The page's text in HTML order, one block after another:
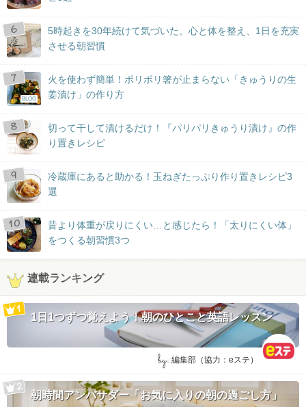
5時起きを30年続けて気づいた。心と体を整え、1日を充実
させる朝習慣
BLOG
火を使わず簡単！ポリポリ箸が止まらない「きゅうりの生
姜漬け」の作り方
切って干して漬けるだけ！『パリパリきゅうり漬け』の作
り置きレシピ
冷蔵庫にあると助かる！玉ねぎたっぷり作り置きレシピ3
選
昔より体重が戻りにくい…と感じたら！「太りにくい体」
をつくる朝習慣3つ
連載ランキング
1日1つずつ覚えよう！朝のひとこと英語レッスン
by: 編集部（協力：eステ）
朝時間アンバサダー「お気に入りの朝の過ごし方」